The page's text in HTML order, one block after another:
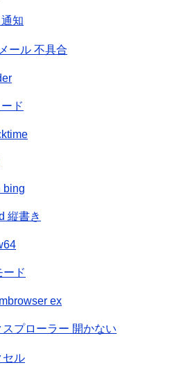
知
ール 不具合
ド
bing
縦書き
ード
ex
プローラー 開かない
セル